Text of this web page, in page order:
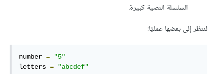
السلسلة النصية كبيرة.
لننظر إلى بعضها عمليًا:
number =
"5"
letters = "abcdef"